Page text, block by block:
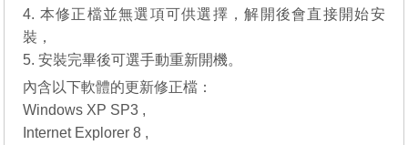
4. 本修正檔並無選項可供選擇，解開後會直接開始安
裝，
5. 安裝完畢後可選手動重新開機。
內含以下軟體的更新修正檔：
Windows XP SP3 ,
Internet Explorer 8 ,